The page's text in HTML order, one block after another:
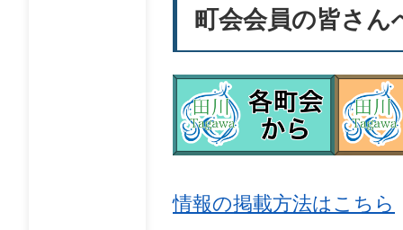
町会会員の皆さん
情報の掲載方法はこちら